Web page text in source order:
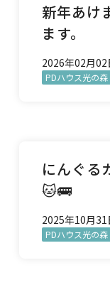
新年あけ
ます。
2026年02月02
PDハウス光の森
にんぐる
🐱🚌
2025年10月31
PDハウス光の森